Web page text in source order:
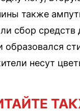
также
сбор средств
образовался
несут